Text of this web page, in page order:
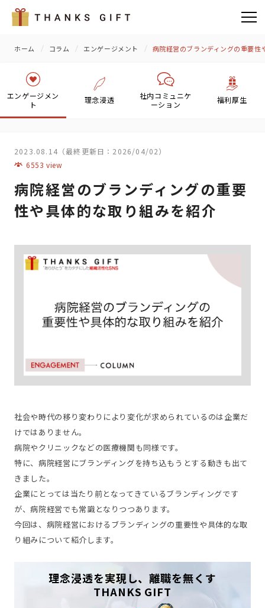
ホーム コラム エンゲージメント 病院経営のブランディングの重要性
エンゲージメン
ト
理念浸透
社内コミュニケ
ーション
福利厚生
2023.08.14（最終更新日：2026/04/02）
6553 view
病院経営のブランディングの重要
性や具体的な取り組みを紹介
社会や時代の移り変わりにより変化が求められているのは企業だ
けではありません。
病院やクリニックなどの医療機関も同様です。
特に、病院経営にブランディングを持ち込もうとする動きも出て
きました。
企業にとっては当たり前となってきているブランディングです
が、病院経営でも常識となりつつあります。
今回は、病院経営におけるブランディングの重要性や具体的な取
り組みについて紹介します。
理念浸透を実現し、離職を無くす
THANKS GIFT